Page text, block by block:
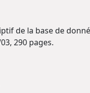
de la base de
290 pages.